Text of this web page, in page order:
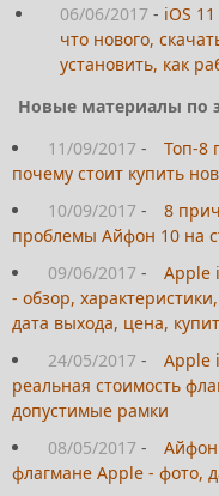
06/06/2017 - iOS
что нового,
установить, как
Новые материалы по
11/09/2017 -
Топ-8
почему стоит купить
10/09/2017 -
8
проблемы Айфон 10 на
09/06/2017 -
Apple
- обзор,
дата выхода, цена,
24/05/2017 -
Apple
реальная стоимость
допустимые рамки
08/05/2017 -
Айфон
флагмане Apple - фото,